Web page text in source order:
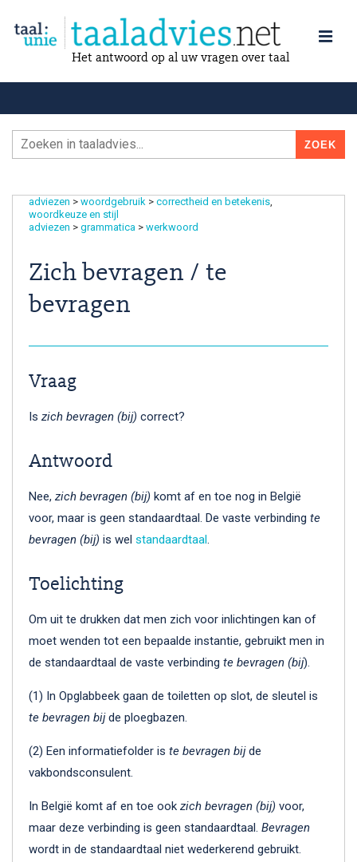
Het antwoord op al uw vragen over taal
adviezen > woordgebruik > correctheid en betekenis
woordkeuze en stijl
adviezen > grammatica > werkwoord
Zich bevragen / te
bevragen
Vraag
Is zich bevragen (bij) correct?
Antwoord
Nee, zich bevragen (bij) komt af en toe nog in België
voor, maar is geen standaardtaal. De vaste verbinding te
bevragen (bij) is wel standaardtaal.
Toelichting
Om uit te drukken dat men zich voor inlichtingen kan of
moet wenden tot een bepaalde instantie, gebruikt men in
de standaardtaal de vaste verbinding te bevragen (bij).
(1) In Opglabbeek gaan de toiletten op slot, de sleutel is
te bevragen bijde ploegbazen.
(2) Een informatiefolder is te bevragen bijde
vakbondsconsulent.
In België komt af en toe ook zich bevragen (bij) voor,
maar deze verbinding is geen standaardtaal. Bevragen
wordt in de standaardtaal niet wederkerend gebruikt.